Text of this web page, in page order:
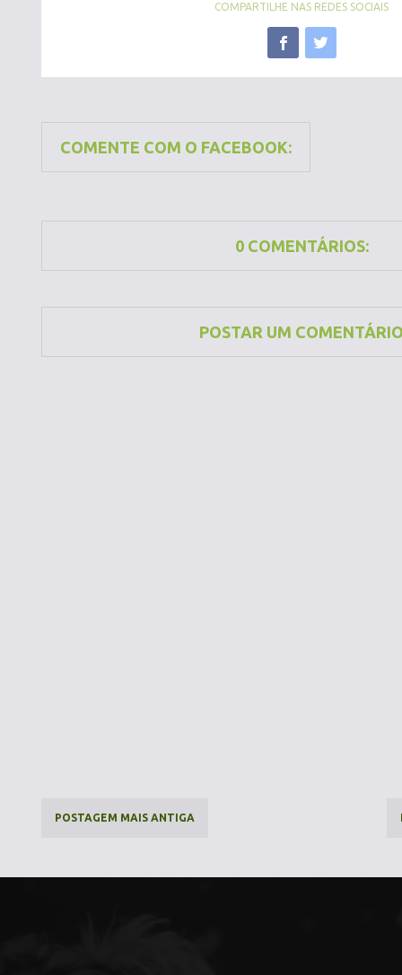
COMPARTILHE NAS REDES SOCIAIS
COMENTE COM O FACEBOOK:
0 COMENTÁRIOS:
POSTAR UM
POSTAGEM MAIS ANTIGA